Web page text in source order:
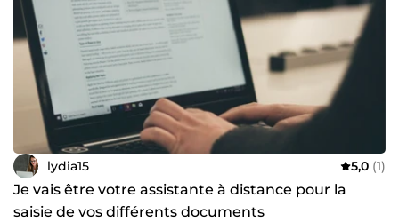
lydia15 5,0 (1)
Je vais être votre assistante à distance pour la
saisie de vos différents documents